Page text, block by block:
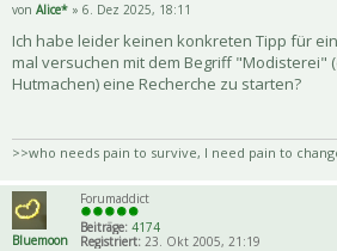
von Alice* » 6. Dez 2025, 18:11
Ich habe leider keinen konkreten Tipp für
mal versuchen mit dem Begriff "Modisterei"
Hutmachen) eine Recherche zu starten?
>>who needs pain to survive, I need pain to
Bluemoon
Forumaddict
Beiträge: 4174
Registriert: 23. Okt 2005, 21:19